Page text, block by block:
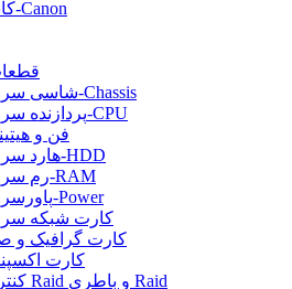
کانن-Canon
شاسی سرور-Chassis
پردازنده سرور-CPU
فن و
هارد سرور-HDD
رم سرور-RAM
پاورسرور-Power
کارت شبکه
کارت گرافیک و
کارت
کنترل Raid و باطری Raid